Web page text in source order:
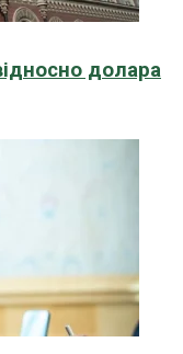
долара